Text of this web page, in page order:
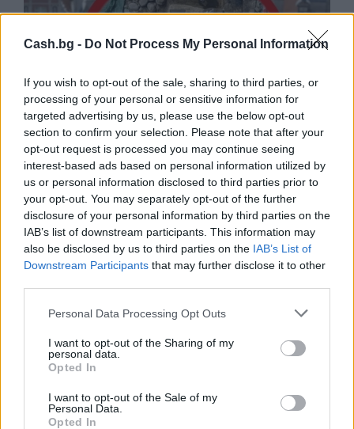
Cash.bg - Do Not Process My Personal Information
If you wish to opt-out of the sale, sharing to third parties, or
processing of your personal or sensitive information for
targeted advertising by us, please use the below opt-out
section to confirm your selection. Please note that after your
opt-out request is processed you may continue seeing
interest-based ads based on personal information utilized by
us or personal information disclosed to third parties prior to
your opt-out. You may separately opt-out of the further
disclosure of your personal information by third parties on the
IAB’s list of downstream participants. This information may
also be disclosed by us to third parties on the IAB’s List of
Downstream Participants that may further disclose it to other
Personal Data Processing Opt Outs
I want to opt-out of the Sharing of my
personal data.
Opted In
I want to opt-out of the Sale of my
Personal Data.
Opted In
Древен храм на почти 900 години
откриха под кафене за сладолед в
Полша
07.08.2026 / 16:00